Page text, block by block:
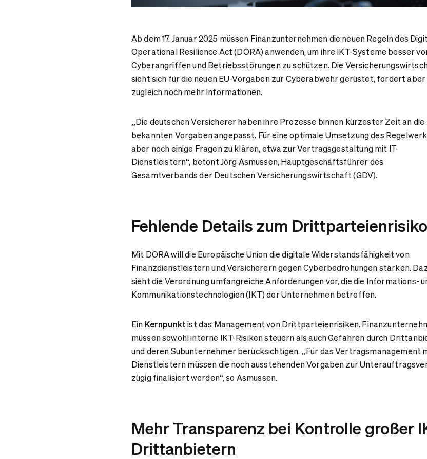
Ab dem 17. Januar 2025 müssen Finanzunternehmen die neuen Regeln des
Operational Resilience Act (DORA) anwenden, um ihre IKT-Systeme besser
Cyberangriffen und Betriebsstörungen zu schützen.Die
sieht sich für die neuen EU-Vorgaben zur Cyberabwehr gerüstet, fordert aber
zugleich noch mehr Informationen.
„Die deutschen Versicherer haben ihre Prozesse binnen kürzester Zeit an die
bekannten Vorgaben angepasst. Für eine optimale Umsetzung des
aber noch einige Fragen zu klären, etwa zur Vertragsgestaltung mit IT-
Dienstleistern“, betont Jörg Asmussen, Hauptgeschäftsführer des
Gesamtverbands der Deutschen Versicherungswirtschaft (GDV).
Fehlende Details zum Drittparteienrisiko
Mit DORAwill die Europäische Union die digitale Widerstandsfähigkeit von
Finanzdienstleistern und Versicherern gegen Cyberbedrohungen stärken.
sieht die Verordnung umfangreiche Anforderungen vor, die die Informations-
Kommunikationstechnologien (IKT) der Unternehmen betreffen.
Ein Kernpunktist das Management von Drittparteienrisiken.
müssen sowohl interne IKT-Risiken steuern als auch Gefahren durch
und deren Subunternehmer berücksichtigen. „Für das Vertragsmanagement
Dienstleistern müssen die noch ausstehenden Vorgaben zur
zügig finalisiert werden“, so Asmussen.
Mehr Transparenz bei Kontrolle großer
Drittanbietern